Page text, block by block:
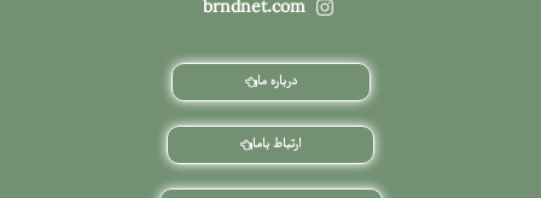
brndnet.com
درباره ما
ارتباط باما